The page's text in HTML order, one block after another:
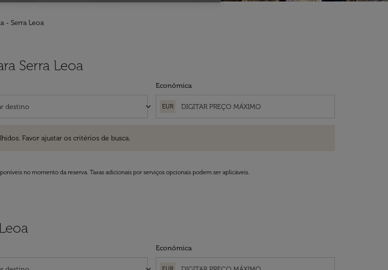
- Serra Leoa
Serra Leoa
keyboard_arrow_down
Econômica
EUR
Favor ajustar os critérios de busca.
no momento da reserva. Taxas adicionais por serviços opcionais podem ser aplicáveis.
Econômica